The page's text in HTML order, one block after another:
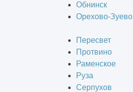
Обнинск
Орехово-Зуево
Пересвет
Протвино
Раменское
Руза
Серпухов